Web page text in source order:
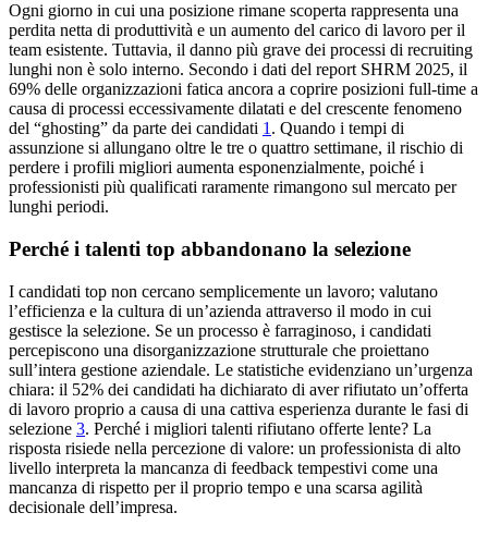
Ogni giorno in cui una posizione rimane scoperta rappresenta una
perdita netta di produttività e un aumento del carico di lavoro per il
team esistente. Tuttavia, il danno più grave dei processi di recruiting
lunghi non è solo interno. Secondo i dati del report SHRM 2025, il
69% delle organizzazioni fatica ancora a coprire posizioni full-time a
causa di processi eccessivamente dilatati e del crescente fenomeno
del “ghosting” da parte dei candidati 1. Quando i tempi di
assunzione si allungano oltre le tre o quattro settimane, il rischio di
perdere i profili migliori aumenta esponenzialmente, poiché i
professionisti più qualificati raramente rimangono sul mercato per
lunghi periodi.
Perché i talenti top abbandonano la selezione
I candidati top non cercano semplicemente un lavoro; valutano
l’efficienza e la cultura di un’azienda attraverso il modo in cui
gestisce la selezione. Se un processo è farraginoso, i candidati
percepiscono una disorganizzazione strutturale che proiettano
sull’intera gestione aziendale. Le statistiche evidenziano un’urgenza
chiara: il 52% dei candidati ha dichiarato di aver rifiutato un’offerta
di lavoro proprio a causa di una cattiva esperienza durante le fasi di
selezione 3. Perché i migliori talenti rifiutano offerte lente? La
risposta risiede nella percezione di valore: un professionista di alto
livello interpreta la mancanza di feedback tempestivi come una
mancanza di rispetto per il proprio tempo e una scarsa agilità
decisionale dell’impresa.